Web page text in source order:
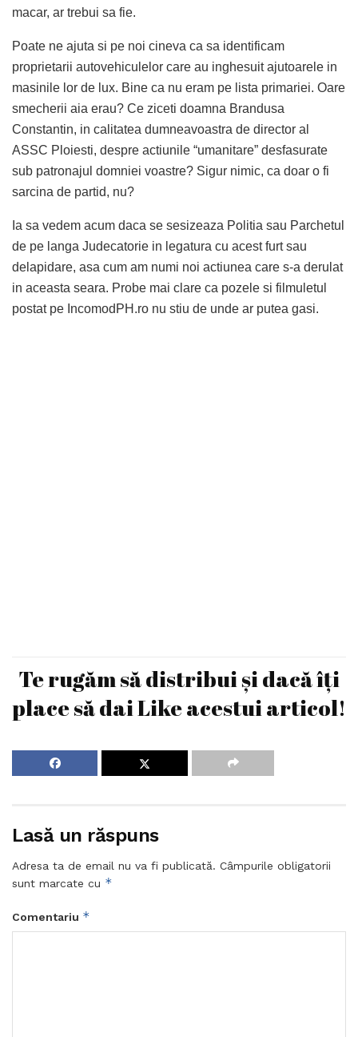
macar, ar trebui sa fie.
Poate ne ajuta si pe noi cineva ca sa identificam
proprietarii autovehiculelor care au inghesuit ajutoarele in
masinile lor de lux. Bine ca nu eram pe lista primariei. Oare
smecherii aia erau? Ce ziceti doamna Brandusa
Constantin, in calitatea dumneavoastra de director al
ASSC Ploiesti, despre actiunile “umanitare” desfasurate
sub patronajul domniei voastre? Sigur nimic, ca doar o fi
sarcina de partid, nu?
Ia sa vedem acum daca se sesizeaza Politia sau Parchetul
de pe langa Judecatorie in legatura cu acest furt sau
delapidare, asa cum am numi noi actiunea care s-a derulat
in aceasta seara. Probe mai clare ca pozele si filmuletul
postat pe IncomodPH.ro nu stiu de unde ar putea gasi.
Te rugăm să distribui și dacă îți
place să dai Like acestui articol!
Lasă un răspuns
Adresa ta de email nu va fi publicată. Câmpurile obligatorii
sunt marcate cu *
Comentariu *